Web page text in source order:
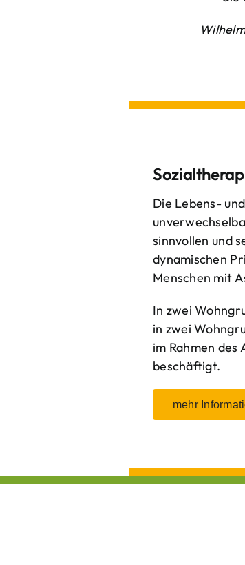
Die Lebens-
sinnvollen und
dynamischen
Menschen mit
In zwei
in zwei
im Rahmen
beschäftigt.
mehr